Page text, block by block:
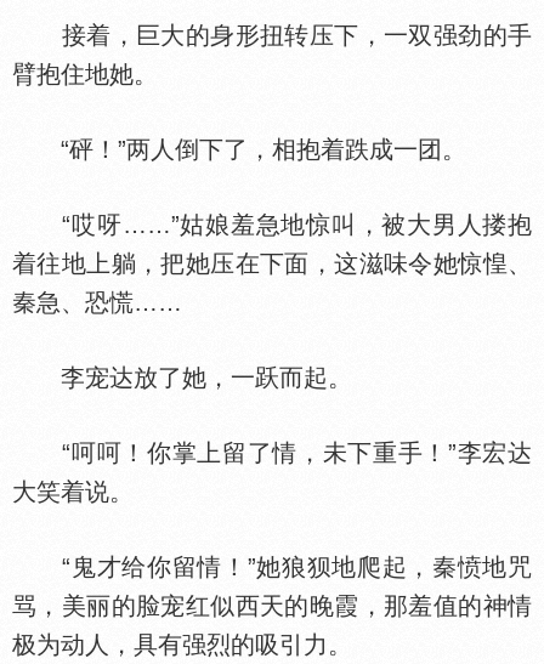
接着，巨大的身形扭转压下，一双强劲的手
臂抱住地她。
“砰！”两人倒下了，相抱着跌成一团。
“哎呀……”姑娘羞急地惊叫，被大男人搂抱
着往地上躺，把她压在下面，这滋味令她惊惶、
秦急、恐慌……
李宠达放了她，一跃而起。
“呵呵！你掌上留了情，未下重手！”李宏达
大笑着说。
“鬼才给你留情！”她狼狈地爬起，秦愤地咒
骂，美丽的脸宠红似西天的晚霞，那羞值的神情
极为动人，具有强烈的吸引力。